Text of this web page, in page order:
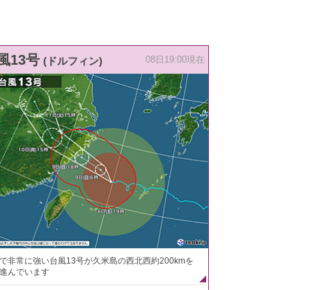
13号 (ドルフィン) 08日19:00現在
非常に強い台風13号が久米島の西北西約200kmを
んでいます